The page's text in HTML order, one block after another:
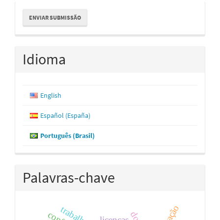
Enviar
Submissão
ENVIAR SUBMISSÃO
Idioma
English
Español (España)
Português (Brasil)
Palavras-chave